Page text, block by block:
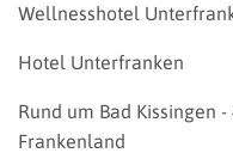
Wellnesshotel
Hotel Unterfranken
Rund um Bad Kissingen
Frankenland